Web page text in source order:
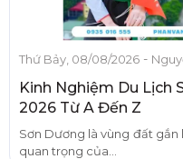
Thứ Bảy, 08/08/2026 -
Kinh Nghiệm Du Lịch
2026 Từ A Đến Z
Sơn Dương là vùng đất
quan trọng của...